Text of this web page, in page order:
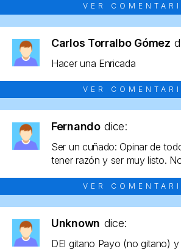
VER
Carlos Torralbo Gómez
Hacer una Enricada
VER
Fernando dice:
Ser un cuñado: Opinar de
tener razón y ser muy listo.
VER
Unknown dice:
DEl gitano Payo (no gitano)